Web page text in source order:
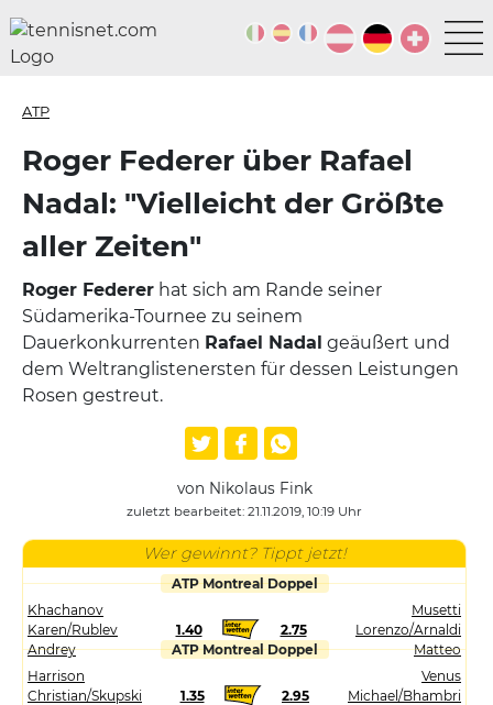
ATP
Roger Federer über Rafael
Nadal: "Vielleicht der Größte
aller Zeiten"
Roger Federer hat sich am Rande seiner
Südamerika-Tournee zu seinem
Dauerkonkurrenten Rafael Nadal geäußert und
dem Weltranglistenersten für dessen Leistungen
Rosen gestreut.
von Nikolaus Fink
zuletzt bearbeitet: 21.11.2019, 10:19 Uhr
Wer gewinnt? Tippt jetzt!
ATP Montreal Doppel
Khachanov
Karen/Rublev
Andrey
1.40 2.75
Musetti
Lorenzo/Arnaldi
Matteo
ATP Montreal Doppel
Harrison
Christian/Skupski
1.35 2.95
Venus
Michael/Bhambri